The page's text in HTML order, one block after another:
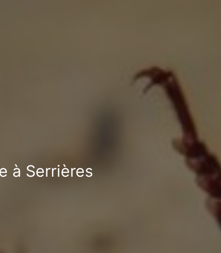
à Serrières